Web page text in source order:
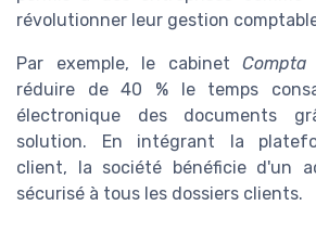
révolutionner leur gestion
Par exemple, le cabinetCompta
réduire de 40 % le temps
électronique des documents
solution. En intégrant la
client, la société bénéficie d'un
sécurisé à tous les dossiers clients.